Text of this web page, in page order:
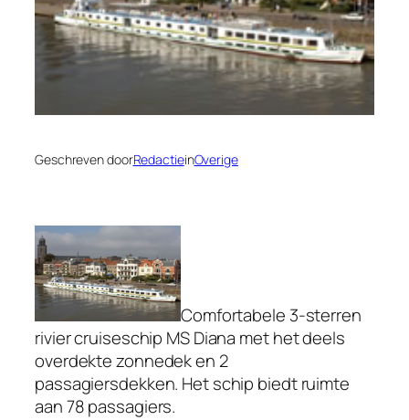
Geschreven doorRedactieinOverige
Comfortabele 3-sterren
rivier cruiseschip MS Diana met het deels
overdekte zonnedek en 2
passagiersdekken. Het schip biedt ruimte
aan 78 passagiers.